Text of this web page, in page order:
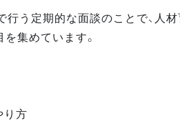
う定期的な面談のことで、人
集めています。
り方